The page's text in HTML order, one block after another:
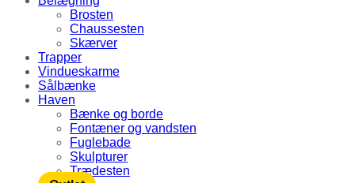
Brosten
Chaussesten
Skærver
Trapper
Vindueskarme
Sålbænke
Haven
Bænke og borde
Fontæner og vandsten
Fuglebade
Skulpturer
Trædesten